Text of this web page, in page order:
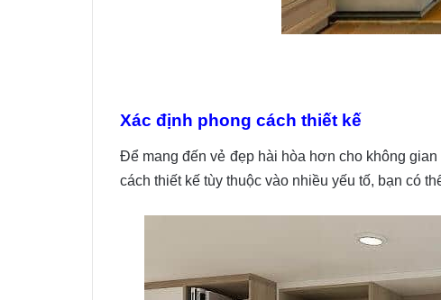
Xác định phong cách thiết kế
Để mang đến vẻ đẹp hài hòa hơn cho không
cách thiết kế tùy thuộc vào nhiều yếu tố, bạn có